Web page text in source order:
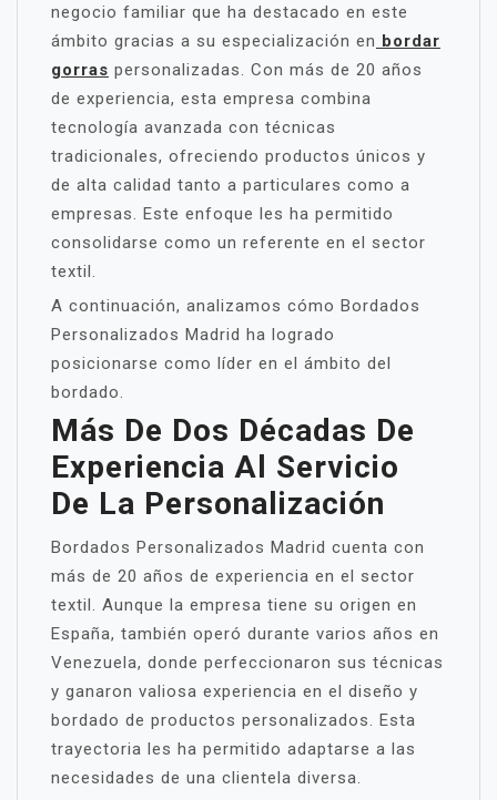
negocio familiar que ha destacado en este
ámbito gracias a su especialización en bordar
gorras personalizadas. Con más de 20 años
de experiencia, esta empresa combina
tecnología avanzada con técnicas
tradicionales, ofreciendo productos únicos y
de alta calidad tanto a particulares como a
empresas. Este enfoque les ha permitido
consolidarse como un referente en el sector
textil.
A continuación, analizamos cómo Bordados
Personalizados Madrid ha logrado
posicionarse como líder en el ámbito del
bordado.
Más De Dos Décadas De
Experiencia Al Servicio
De La Personalización
Bordados Personalizados Madrid cuenta con
más de 20 años de experiencia en el sector
textil. Aunque la empresa tiene su origen en
España, también operó durante varios años en
Venezuela, donde perfeccionaron sus técnicas
y ganaron valiosa experiencia en el diseño y
bordado de productos personalizados. Esta
trayectoria les ha permitido adaptarse a las
necesidades de una clientela diversa.